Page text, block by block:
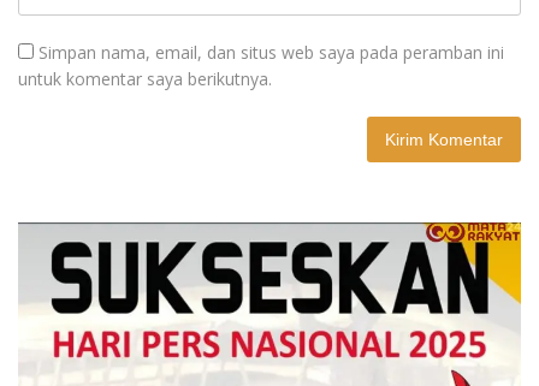
Simpan nama, email, dan situs web saya pada peramban ini
untuk komentar saya berikutnya.